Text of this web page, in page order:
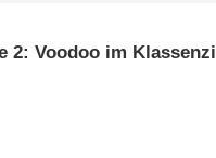
2: Voodoo im